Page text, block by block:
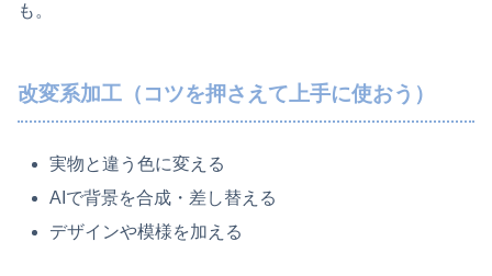
も。
改変系加工（コツを押さえて上手に使おう）
実物と違う色に変える
AIで背景を合成・差し替える
デザインや模様を加える